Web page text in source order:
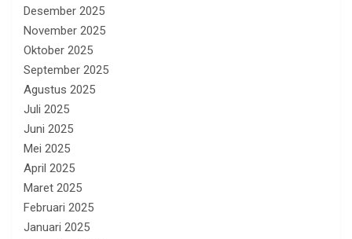
Desember 2025
November 2025
Oktober 2025
September 2025
Agustus 2025
Juli 2025
Juni 2025
Mei 2025
April 2025
Maret 2025
Februari 2025
Januari 2025